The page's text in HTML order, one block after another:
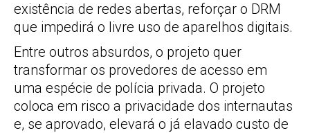
existência de redes abertas, reforçar o DRM
que impedirá o livre uso de aparelhos digitais.
Entre outros absurdos, o projeto quer
transformar os provedores de acesso em
uma espécie de polícia privada. O projeto
coloca em risco a privacidade dos internautas
e, se aprovado, elevará o já elavado custo de